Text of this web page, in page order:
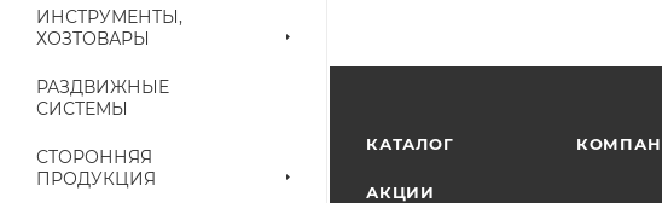
ИНСТРУМЕНТЫ,
ХОЗТОВАРЫ
РАЗДВИЖНЫЕ
СИСТЕМЫ
СТОРОННЯЯ
ПРОДУКЦИЯ
наличие на складе. Фактом
КАТАЛОГ
АКЦИИ